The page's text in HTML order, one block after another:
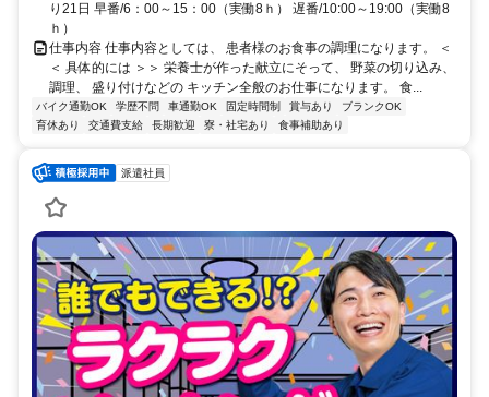
り21日 早番/6：00～15：00（実働8ｈ） 遅番/10:00～19:00（実働8
ｈ）
仕事内容 仕事内容としては、 患者様のお食事の調理になります。 ＜
＜ 具体的には ＞＞ 栄養士が作った献立にそって、 野菜の切り込み、
調理、 盛り付けなどの キッチン全般のお仕事になります。 食...
バイク通勤OK 学歴不問 車通勤OK 固定時間制 賞与あり
ブランクOK
育休あり
交通費支給 長期歓迎 寮・社宅あり 食事補助あり
派遣社員